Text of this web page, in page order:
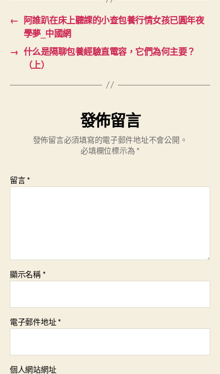
← 阿誰趴在床上聽課的小查包養行情女孩已圓年夜
學夢_中國網
→ 什么是隔聊包養經驗直電容，它們為何主要？
（上）
發佈留言
發佈留言必須填寫的電子郵件地址不會公開。
必填欄位標示為 *
留言*
顯示名稱*
電子郵件地址*
個人網站網址